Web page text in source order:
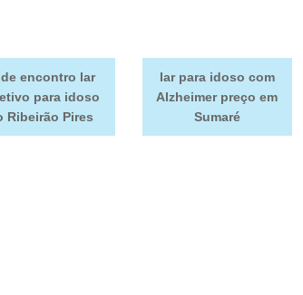
encontro lar
para idoso
Ribeirão Pires
lar para idoso com
Alzheimer preço em
Sumaré